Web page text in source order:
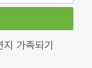
지 가족되기